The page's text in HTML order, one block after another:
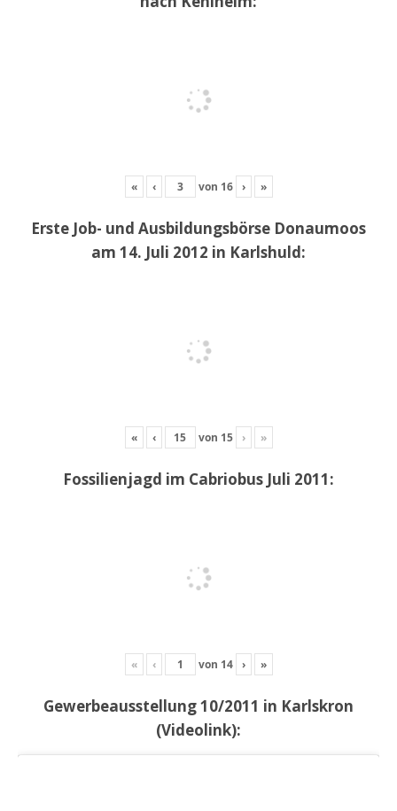
« ‹ von 16 › »
Erste Job- und Ausbildungsbörse Donaumoos
am 14. Juli 2012 in Karlshuld:
« ‹ von 15 › »
Fossilienjagd im Cabriobus Juli 2011:
« ‹ von 14 › »
Gewerbeausstellung 10/2011 in Karlskron
(Videolink):